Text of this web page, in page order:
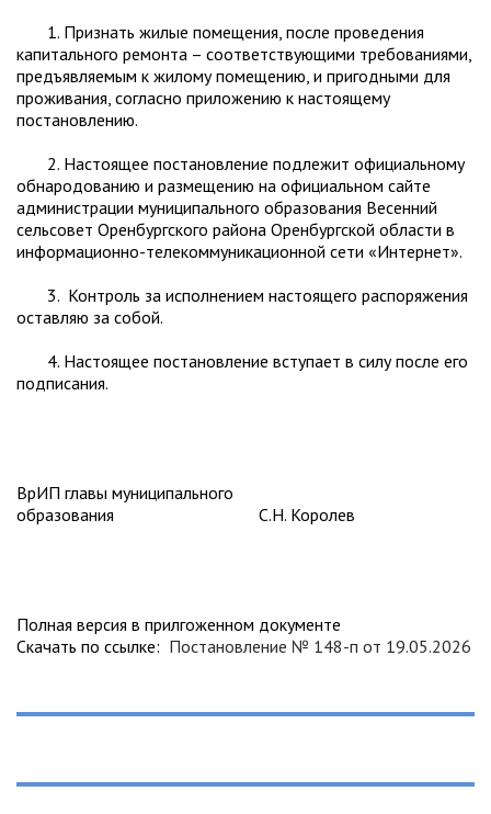
1. Признать жилые помещения, после проведения
капитального ремонта – соответствующими требованиями,
предъявляемым к жилому помещению, и пригодными для
проживания, согласно приложению к настоящему
постановлению.
2. Настоящее постановление подлежит официальному
обнародованию и размещению на официальном сайте
администрации муниципального образования Весенний
сельсовет Оренбургского района Оренбургской области в
информационно-телекоммуникационной сети «Интернет».
3. Контроль за исполнением настоящего распоряжения
оставляю за собой.
4. Настоящее постановление вступает в силу после его
подписания.
ВрИП главы муниципального
образования С.Н. Королев
Полная версия в прилгоженном документе
Скачать по ссылке: Постановление № 148-п от 19.05.2026